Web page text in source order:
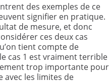
des exemples de ce
signifier en pratique.
de mesure, et donc
ces deux cas
tient compte de
cas 1 est vraiment terrible
trop importante pour
les limites de